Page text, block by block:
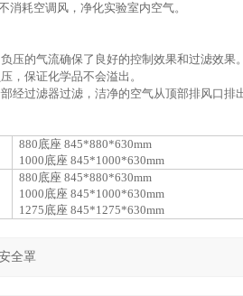
消耗空调风，净化实验室内空气。
压的气流确保了良好的控制效果和过滤效果。
，保证化学品不会溢出。
经过滤器过滤，洁净的空气从顶部排风口排
880底座 845*880*630mm
1000底座 845*1000*630mm
880底座 845*880*630mm
1000底座 845*1000*630mm
1275底座 845*1275*630mm